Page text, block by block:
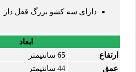
دارای سه کشو بزرگ قفل دار
ابعاد
ارتفاع
65 سانتیمتر
عمق
44 سانتیمتر